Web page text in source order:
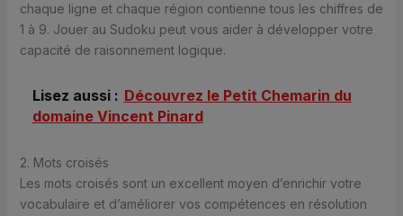
chaque ligne et chaque région contienne tous les chiffres de
1 à 9. Jouer au Sudoku peut vous aider à développer votre
capacité de raisonnement logique.
Lisez aussi : Découvrez le Petit Chemarin du
domaine Vincent Pinard
2. Mots croisés
Les mots croisés sont un excellent moyen d’enrichir votre
vocabulaire et d’améliorer vos compétences en résolution